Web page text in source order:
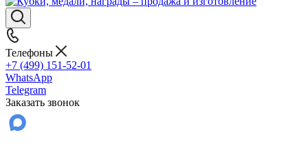
Телефоны
+7 (499) 151-52-01
WhatsApp
Telegram
Заказать звонок